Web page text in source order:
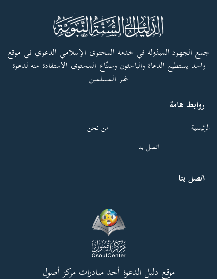
جمع الجهود المبذولة في خدمة المحتوى الإسلامي الدعوي في موقع
واحد يستطيع الدعاة والباحثون وصنّاع المحتوى الاستفادة منه لدعوة
غير المسلمين
روابط هامة
الرئيسية
من نحن
اتصل بنا
اتصل بنا
موقع دليل الدعوة أحد مبادرات مركز أصول